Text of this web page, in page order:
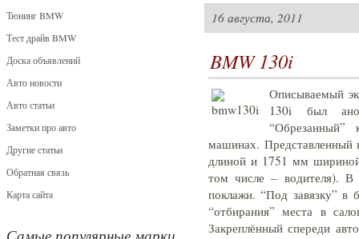
Тюнинг BMW
Тест драйв BMW
Доска объявлений
Авто новости
Авто статьи
Заметки про авто
Другие статьи
Обратная связь
Карта сайта
16 августа, 2011
BMW 130i
Описываемый
130i был
“Обрезанный”
машинах. Представленный
длиной и 1751 мм
том числе – водителя).
поклажи. “Под завязку” в
“отбирания” места в
Закреплённый спереди